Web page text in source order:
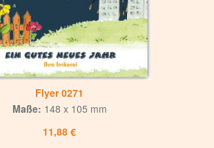
Flyer 0271
11,88 €
Maße: 148 x 105 mm